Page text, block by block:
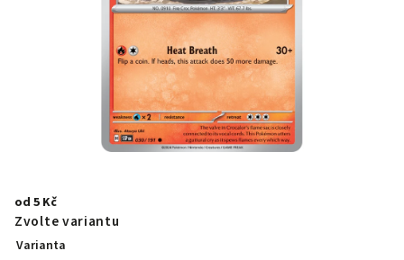
od 5 Kč
Zvolte variantu
Varianta